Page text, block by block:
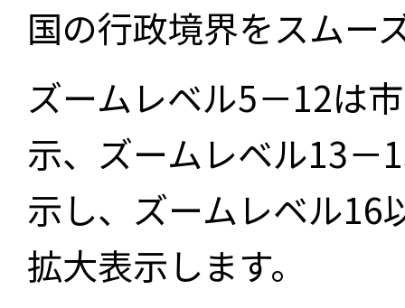
国の行政境界をスムー
ズームレベル5－12は
示、ズームレベル13－
示し、ズームレベル16
拡大表示します。